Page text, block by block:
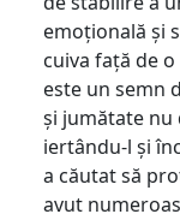
emoțională și
cuiva față de
este un semn
și jumătate nu
iertându-l și
a căutat să
avut